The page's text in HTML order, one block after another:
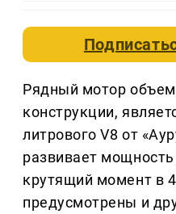
Рядный мотор
конструкции,
литрового V8 от
развивает
крутящий момент в
предусмотрены и